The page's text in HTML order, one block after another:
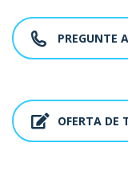
PREGUNTE
OFERTA DE